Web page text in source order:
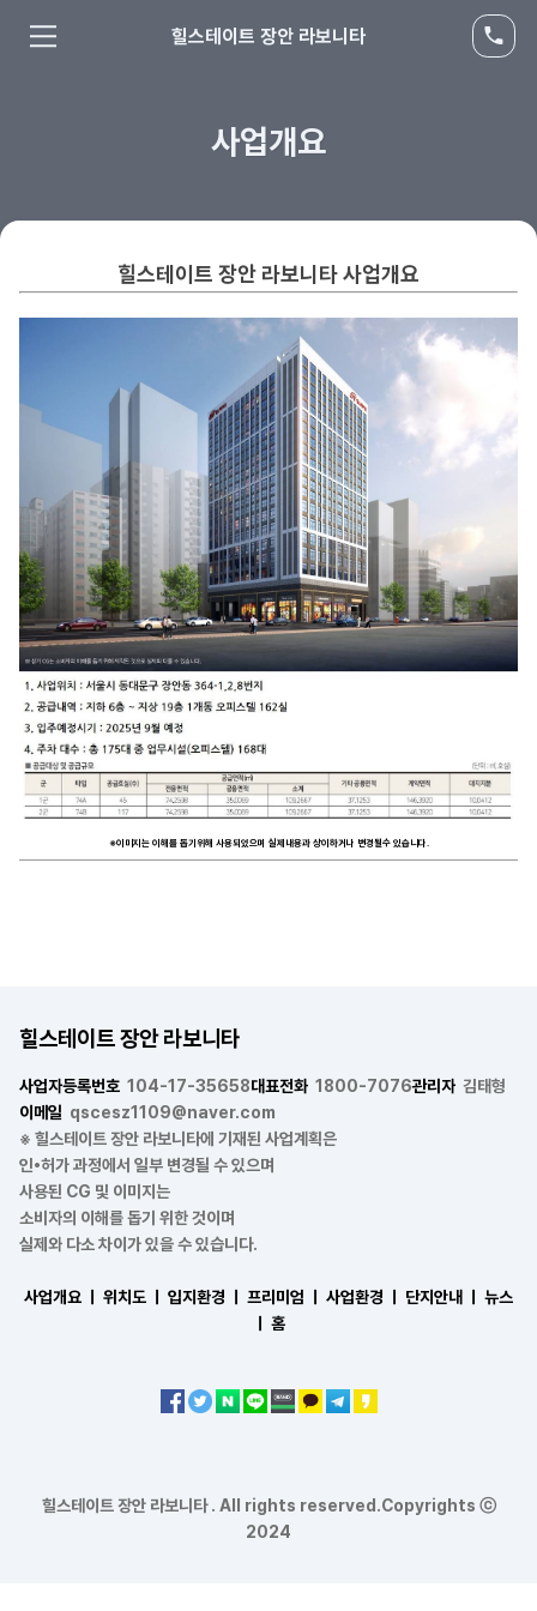
힐스테이트 장안 라보니타
사업개요
힐스테이트 장안 라보니타사업개요
※이미지는 이해를 돕기위해 사용되었으며 실제내용과 상이하거나 변경될수 있습니다.
힐스테이트 장안 라보니타
사업자등록번호 104-17-35658대표전화 1800-7076관리자 김태형
이메일 qscesz1109@naver.com
※ 힐스테이트 장안 라보니타에 기재된 사업계획은
인•허가 과정에서 일부 변경될 수 있으며
사용된 CG 및 이미지는
소비자의 이해를 돕기 위한 것이며
실제와 다소 차이가 있을 수 있습니다.
사업개요 ㅣ 위치도 ㅣ 입지환경 ㅣ 프리미엄 ㅣ 사업환경 ㅣ 단지안내 ㅣ
뉴스
홈
힐스테이트 장안 라보니타 . All rights reserved.Copyrights ⓒ
2024